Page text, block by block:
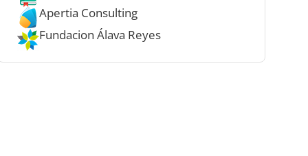
Apertia Consulting
Fundacion Álava Reyes